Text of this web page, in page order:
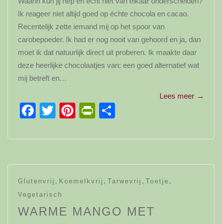
Ik reageer niet altijd goed op échte chocola en cacao.
Recentelijk zette iemand mij op het spoor van
carobepoeder. Ik had er nog nooit van gehoord en ja, dan
moet ik dat natuurlijk direct uit proberen. Ik maakte daar
deze heerlijke chocolaatjes van; een goed alternatief wat
mij betreft en…
Lees meer →
Facebook
TwitterPinterest
PrintFriendly
Glutenvrij , Koemelkvrij , Tarwevrij , Toetje ,
Vegetarisch
WARME MANGO MET